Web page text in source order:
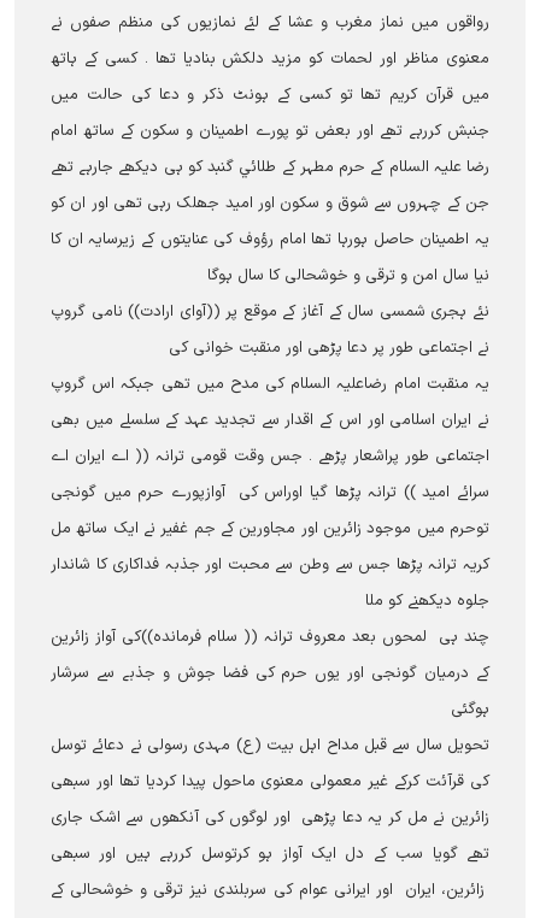
رواقوں میں نماز مغرب و عشا کے لئے نمازیوں کی منظم صفوں نے
معنوی مناظر اور لحمات کو مزید دلکش بنادیا تھا ۔ کسی کے ہاتھ
میں قرآن کریم تھا تو کسی کے ہونٹ ذکر و دعا کی حالت میں
جنبش کررہے تھے اور بعض تو پورے اطمینان و سکون کے ساتھ امام
رضا علیہ السلام کے حرم مطہر کے طلائي گنبد کو ہی دیکھے جارہے تھے
جن کے چہروں سے شوق و سکون اور امید جھلک رہی تھی اور ان کو
یہ اطمینان حاصل ہورہا تھا امام رؤوف کی عنایتوں کے زیرسایہ ان کا
نیا سال امن و ترقی و خوشحالی کا سال ہوگا
نئے ہجری شمسی سال کے آغاز کے موقع پر ((آوای ارادت)) نامی گروپ
نے اجتماعی طور پر دعا پڑھی اور منقبت خوانی کی
یہ منقبت امام رضاعلیہ السلام کی مدح میں تھی جبکہ اس گروپ
نے ایران اسلامی اور اس کے اقدار سے تجدید عہد کے سلسلے میں بھی
اجتماعی طور پراشعار پڑھے ۔ جس وقت قومی ترانہ (( اے ایران اے
سرائے امید )) ترانہ پڑھا گيا اوراس کی آوازپورے حرم میں گونجی
توحرم میں موجود زائرین اور مجاورین کے جم غفیر نے ایک ساتھ مل
کریہ ترانہ پڑھا جس سے وطن سے محبت اور جذبہ فداکاری کا شاندار
جلوہ دیکھنے کو ملا
چند ہی لمحوں بعد معروف ترانہ (( سلام فرماندہ))کی آواز زائرین
کے درمیان گونجی اور یوں حرم کی فضا جوش و جذبے سے سرشار
ہوگئی
تحویل سال سے قبل مداح اہل بیت (ع) مہدی رسولی نے دعائے توسل
کی قرآئت کرکے غیر معمولی معنوی ماحول پیدا کردیا تھا اور سبھی
زائرین نے مل کر یہ دعا پڑھی اور لوگوں کی آنکھوں سے اشک جاری
تھے گویا سب کے دل ایک آواز ہو کرتوسل کررہے ہیں اور سبھی
زائرین، ایران اور ایرانی عوام کی سربلندی نیز ترقی و خوشحالی کے